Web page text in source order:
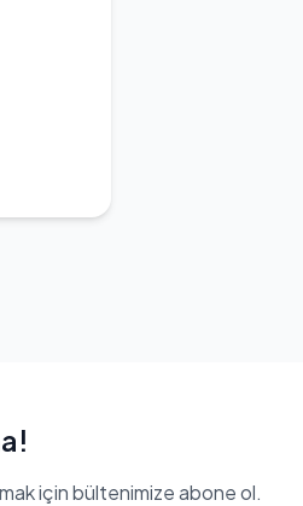
için bültenimize abone ol.